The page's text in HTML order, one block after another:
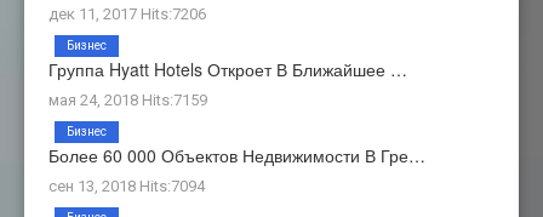
дек 11, 2017 Hits:7206
Группа Hyatt Hotels Откроет В Ближайшее …
мая 24, 2018 Hits:7159
Бизнес
Более 60 000 Объектов Недвижимости В Гре…
сен 13, 2018 Hits:7094
Бизнес